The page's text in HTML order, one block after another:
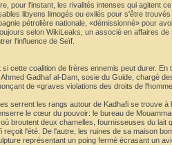
pour l'instant, les rivalités intenses qui agitent
libyens limogés ou exilés pour s'être
pétrolière nationale, «démissionné» pour
selon WikiLeaks, un associé en affaires
l'influence de Seïf.
cette coalition de frères ennemis peut durer.
Gadhaf al-Dam, sosie du Guide, chargé
de «graves violations des droits de
serrent les rangs autour de Kadhafi se trouve
le cœur du pouvoir: le bureau de
broutent deux chamelles, fournisseuses du lait
reçoit l'été. De l'autre, les ruines de sa maison
représentant un poing fermé écrasant un